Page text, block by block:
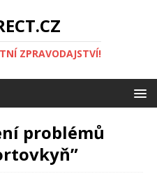
ZPRAVODAJSTVÍ!
problémů